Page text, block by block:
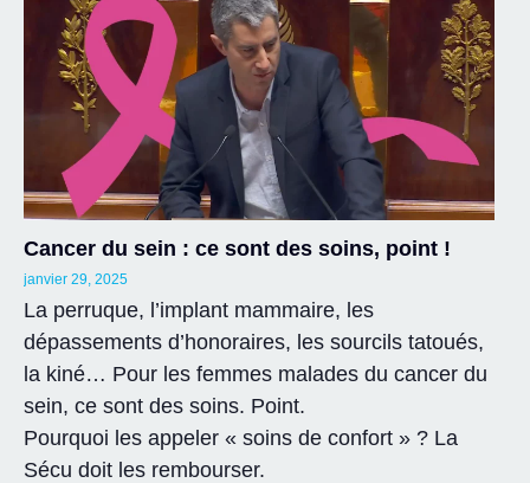
Cancer du sein : ce sont des soins, point !
janvier 29, 2025
La perruque, l’implant mammaire, les
dépassements d’honoraires, les sourcils tatoués,
la kiné… Pour les femmes malades du cancer du
sein, ce sont des soins. Point.
Pourquoi les appeler « soins de confort » ? La
Sécu doit les rembourser.